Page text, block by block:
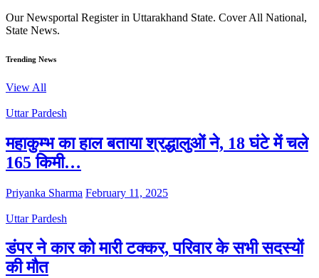
Our Newsportal Register in Uttarakhand State. Cover All National,
State News.
Trending News
View All
Uttar Pardesh
महाकुम्भ का हाल बताया श्रद्धालुओं ने, 18 घंटे में चले
165 किमी…
Priyanka Sharma February 11, 2025
Uttar Pardesh
डंपर ने कार को मारी टक्कर, परिवार के सभी सदस्यों
की मौत